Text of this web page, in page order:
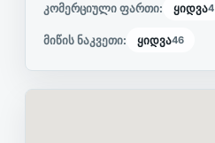
კომერციული ფართი: ყიდვა4
მიწის ნაკვეთი: ყიდვა46